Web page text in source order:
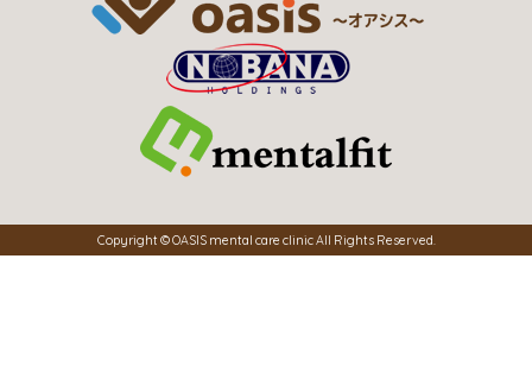
Copyright © OASIS mental care clinic All Rights Reserved.